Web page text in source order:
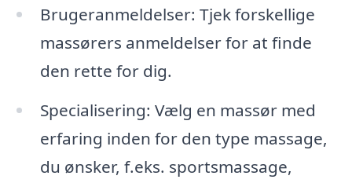
Brugeranmeldelser: Tjek forskellige
massørers anmeldelser for at finde
den rette for dig.
Specialisering: Vælg en massør med
erfaring inden for den type massage,
du ønsker, f.eks. sportsmassage,